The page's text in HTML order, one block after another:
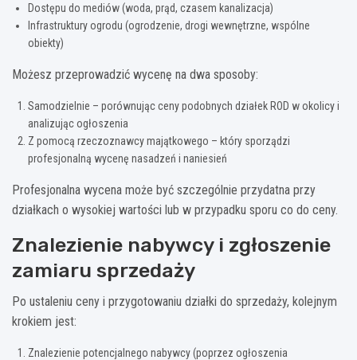
Dostępu do mediów (woda, prąd, czasem kanalizacja)
Infrastruktury ogrodu (ogrodzenie, drogi wewnętrzne, wspólne
obiekty)
Możesz przeprowadzić wycenę na dwa sposoby:
Samodzielnie – porównując ceny podobnych działek ROD w okolicy i
analizując ogłoszenia
Z pomocą rzeczoznawcy majątkowego – który sporządzi
profesjonalną wycenę nasadzeń i naniesień
Profesjonalna wycena może być szczególnie przydatna przy
działkach o wysokiej wartości lub w przypadku sporu co do ceny.
Znalezienie nabywcy i zgłoszenie
zamiaru sprzedaży
Po ustaleniu ceny i przygotowaniu działki do sprzedaży, kolejnym
krokiem jest:
Znalezienie potencjalnego nabywcy (poprzez ogłoszenia